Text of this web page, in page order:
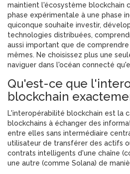
maintient l'écosystème blockchain
phase expérimentale à une phase
quiconque souhaite investir,
technologies distribuées,
aussi important que de
mêmes. Ne choisissez plus une
naviguer dans l'océan connecté
Qu'est-ce que
blockchain
L'interopérabilité blockchain est la
blockchains à échanger des
entre elles sans intermédiaire
utilisateur de transférer des actifs
contrats intelligents d'une chaîne
une autre (comme Solana) de